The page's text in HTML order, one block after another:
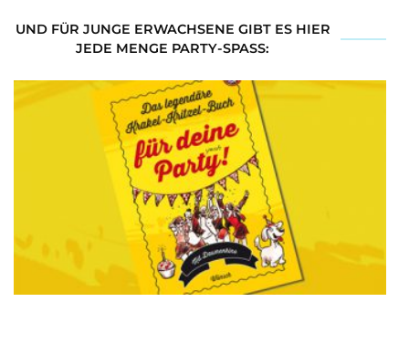
UND FÜR JUNGE ERWACHSENE GIBT ES HIER
JEDE MENGE PARTY-SPASS: